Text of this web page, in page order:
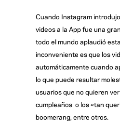
Cuando Instagram
videos a la App fue una
todo el mundo aplaudió
inconveniente es que los
automáticamente cuando
lo que puede resultar
usuarios que no quieren
cumpleaños o los «tan
boomerang, entre otros.